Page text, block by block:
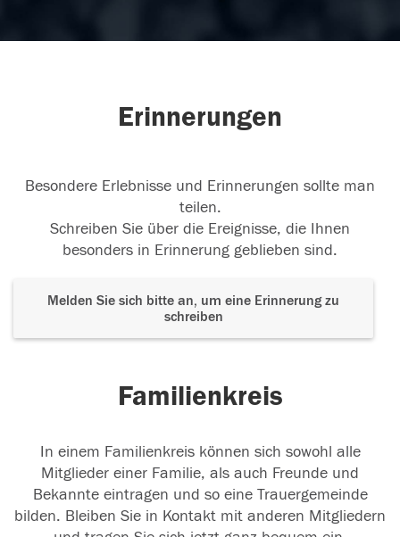
Erinnerungen
Besondere Erlebnisse und Erinnerungen sollte man
teilen.
Schreiben Sie über die Ereignisse, die Ihnen
besonders in Erinnerung geblieben sind.
Melden Sie sich bitte an, um eine Erinnerung zu
schreiben
Familienkreis
In einem Familienkreis können sich sowohl alle
Mitglieder einer Familie, als auch Freunde und
Bekannte eintragen und so eine Trauergemeinde
bilden. Bleiben Sie in Kontakt mit anderen Mitgliedern